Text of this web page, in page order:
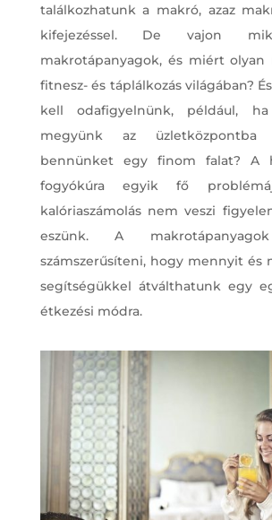
találkozhatunk a makró, azaz
kifejezéssel. De vajon
makrotápanyagok, és miért olyan
fitnesz- és táplálkozás világában?
kell odafigyelnünk, például, ha
megyünk az
bennünket egy finom falat? A
fogyókúra egyik fő
kalóriaszámolás nem veszi
eszünk. A
számszerűsíteni, hogy mennyit és
segítségükkel átválthatunk egy
étkezési módra.